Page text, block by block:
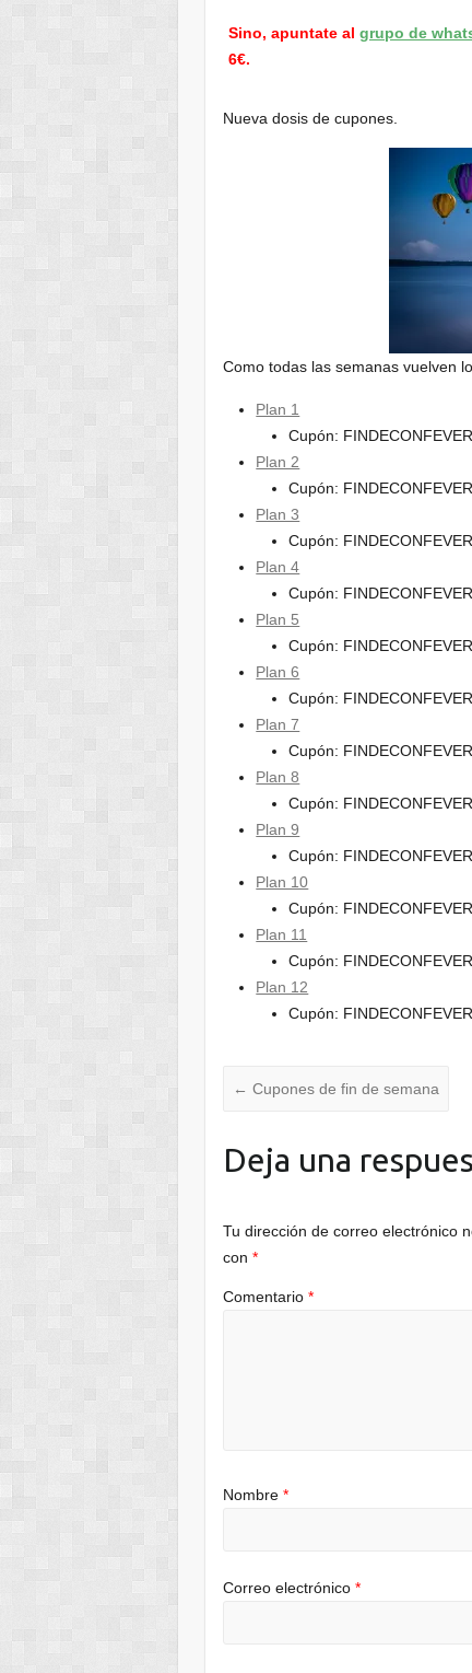
Sino, apuntate algrupo de
6€.
Nueva dosis de cupones.
Como todas las semanas vuelven
Plan 1
Cupón:
Plan 2
Cupón:
Plan 3
Cupón:
Plan 4
Cupón:
Plan 5
Cupón:
Plan 6
Cupón:
Plan 7
Cupón:
Plan 8
Cupón:
Plan 9
Cupón:
Plan 10
Cupón:
Plan 11
Cupón:
Plan 12
Cupón:
← Cupones de fin de semana
Deja una
Tu dirección de correo electrónico
con*
Comentario*
Nombre*
Correo electrónico*